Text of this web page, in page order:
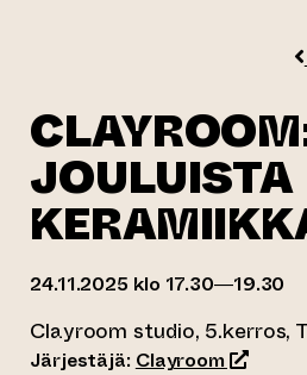
JOULUISTA
24.11.2025 klo 17.30—19.30
Clayroom studio, 5.kerros,
Järjestäjä: Clayroom (siirtyy